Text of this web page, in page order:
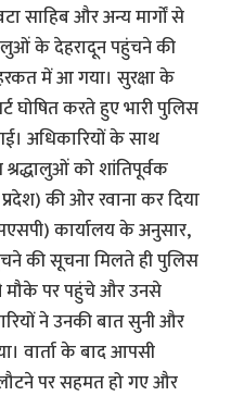
साहिब और अन्य मार्गों से
के देहरादून पहुंचने की
में आ गया। सुरक्षा के
घोषित करते हुए भारी पुलिस
अधिकारियों के साथ
श्रद्धालुओं को शांतिपूर्वक
की ओर रवाना कर दिया
कार्यालय के अनुसार,
की सूचना मिलते ही पुलिस
मौके पर पहुंचे और उनसे
ने उनकी बात सुनी और
वार्ता के बाद आपसी
पर सहमत हो गए और